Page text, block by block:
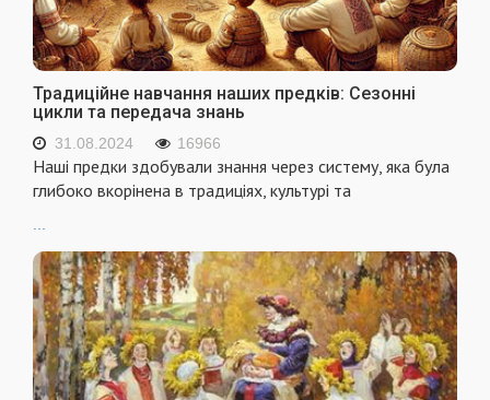
Традиційне навчання наших предків: Сезонні
цикли та передача знань
31.08.2024 16966
Наші предки здобували знання через систему, яка була
глибоко вкорінена в традиціях, культурі та